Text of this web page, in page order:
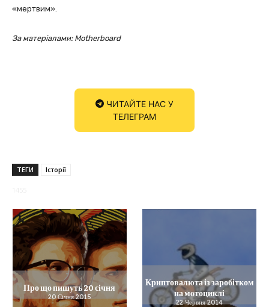
«мертвим».
За матеріалами: Motherboard
ЧИТАЙТЕ НАС У
ТЕЛЕГРАМ
ТЕГИ Історії
Про що пишуть 20 січня
20 Січня 2015
Криптовалюта із заробітком
на мотоциклі
22 Червня 2014